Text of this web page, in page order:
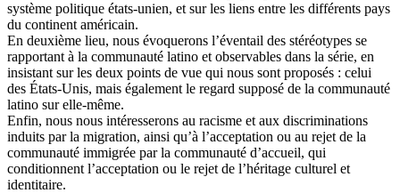
système politique états-unien, et sur les liens entre les différents pays
du continent américain.
En deuxième lieu, nous évoquerons l’éventail des stéréotypes se
rapportant à la communauté latino et observables dans la série, en
insistant sur les deux points de vue qui nous sont proposés : celui
des États-Unis, mais également le regard supposé de la communauté
latino sur elle-même.
Enfin, nous nous intéresserons au racisme et aux discriminations
induits par la migration, ainsi qu’à l’acceptation ou au rejet de la
communauté immigrée par la communauté d’accueil, qui
conditionnent l’acceptation ou le rejet de l’héritage culturel et
identitaire.